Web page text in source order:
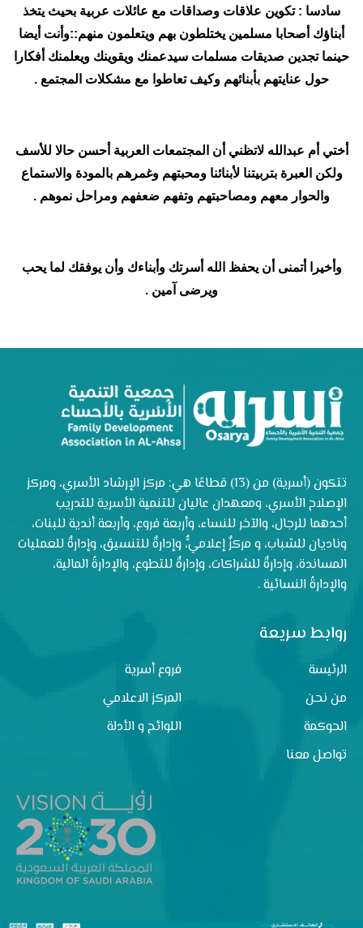
سادسا : تكوين علاقات وصداقات مع عائلات عربية بحيث يتخذ
أبناؤك أصحابا مسلمين يختلطون بهم ويتعلمون منهم::وأنت أيضا
حينما تجدين صديقات مسلمات سيدعمنك ويقوينك ويعلمنك أفكارا
حول عنايتهم بأبنائهم وكيف تعاطوا مع مشكلات المجتمع .
أختي أم عبدالله لاتظني أن المجتمعات العربية أحسن حالا للأسف
ولكن العبرة بتربيتنا لأبنائنا ومحبتهم وغمرهم بالمودة والاستماع
والحوار معهم ومصاحبتهم وتفهم ضعفهم ومراحل نموهم .
وأخيرا أتمنى أن يحفظ الله أسرتك وأبناءك وأن يوفقك لما يحب
ويرضى آمين .
تتكون (أسرية) من (13) قطاعًا هي: مركز الإرشاد الأسري، ومركز
الإصلاح الأسري، ومعهدان عاليان للتنمية الأسرية للتدريب
أحدهما للرجال، والآخر للنساء، وأربعة فروع، وأربعة أندية للبنات،
وناديان للشباب، و مركزٌ إعلاميٌّ، وإدارةٌ للتنسيق، وإدارةٌ للعمليات
المساندة، وإدارةٌ للشراكات، وإدارةٌ للتطوع، والإدارةُ المالية،
والإدارةُ النسائية .
روابط سريعة
الرئيسة
فروع أسرية
من نحن
المركز الاعلامي
الحوكمة
اللوائح و الأدلة
تواصل معنا